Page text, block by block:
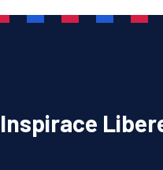
Inspirace